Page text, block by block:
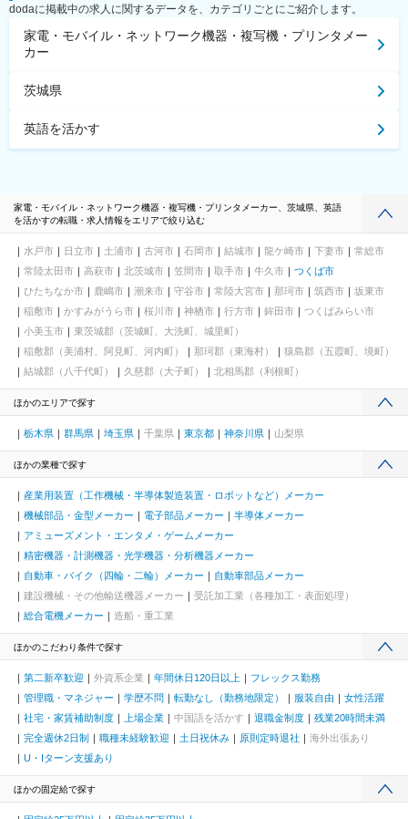
dodaに掲載中の求人に関するデータを、カテゴリごとにご紹介します。
家電・モバイル・ネットワーク機器・複写機・プリンタメー
カー
茨城県
英語を活かす
家電・モバイル・ネットワーク機器・複写機・プリンタメーカー、茨城県、英語
を活かすの転職・求人情報をエリアで絞り込む
水戸市 日立市 土浦市 古河市 石岡市 結城市 龍ケ崎市 下妻市
常総市
常陸太田市
高萩市 北茨城市 笠間市 取手市 牛久市
つくば市
ひたちなか市
鹿嶋市 潮来市 守谷市 常陸大宮市 那珂市 筑西市
坂東市
稲敷市
かすみがうら市 桜川市 神栖市 行方市 鉾田市
つくばみらい市
小美玉市
東茨城郡（茨城町、大洗町、城里町）
稲敷郡（美浦村、阿見町、河内町）
那珂郡（東海村）
猿島郡（五霞町、境町）
結城郡（八千代町）
久慈郡（大子町） 北相馬郡（利根町）
ほかのエリアで探す
栃木県 群馬県 埼玉県 千葉県 東京都 神奈川県 山梨県
ほかの業種で探す
産業用装置（工作機械・半導体製造装置・ロボットなど）メーカー
機械部品・金型メーカー
電子部品メーカー
半導体メーカー
アミューズメント・エンタメ・ゲームメーカー
精密機器・計測機器・光学機器・分析機器メーカー
自動車・バイク（四輪・二輪）メーカー
自動車部品メーカー
建設機械・その他輸送機器メーカー
受託加工業（各種加工・表面処理）
総合電機メーカー
造船・重工業
ほかのこだわり条件で探す
第二新卒歓迎 外資系企業 年間休日120日以上
フレックス勤務
管理職・マネジャー
学歴不問 転勤なし（勤務地限定） 服装自由
女性活躍
社宅・家賃補助制度
上場企業 中国語を活かす 退職金制度
残業20時間未満
完全週休2日制
職種未経験歓迎 土日祝休み 原則定時退社
海外出張あり
U・Iターン支援あり
ほかの固定給で探す